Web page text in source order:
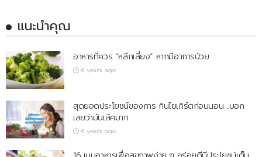
แนะนำคุณ
อาหารที่ควร “หลีกเลี่ยง” หากมีอาการป่วย
6 years ago
สุดยอดประโยชน์ของการ กินโยเกิร์ตก่อนนอน ..บอก
เลยว่ามันเลิศมาก
6 years ago